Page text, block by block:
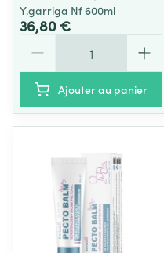
Y.garriga Nf 600ml
36,80 €
Ajouter au panier